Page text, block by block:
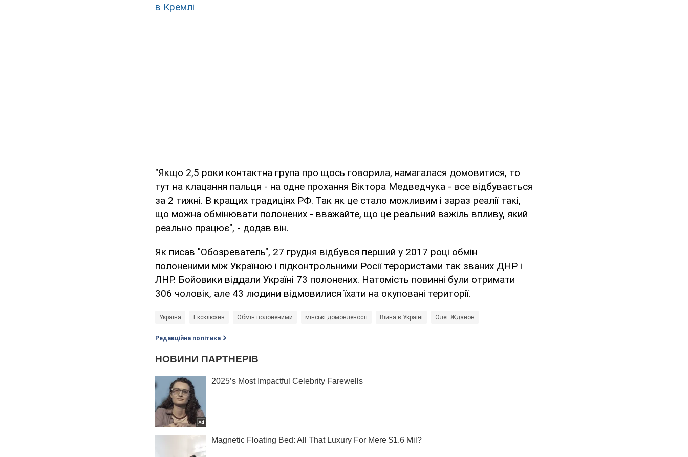
в Кремлі
"Якщо 2,5 роки контактна група про щось говорила, намагалася домовитися, то
тут на клацання пальця - на одне прохання Віктора Медведчука - все відбувається
за 2 тижні. В кращих традиціях РФ. Так як це стало можливим і зараз реалії такі,
що можна обмінювати полонених - вважайте, що це реальний важіль впливу, який
реально працює", - додав він.
Як писав "Обозреватель", 27 грудня відбувся перший у 2017 році обмін
полоненими між Україною і підконтрольними Росії терористами так званих ДНР і
ЛНР. Бойовики віддали Україні 73 полонених. Натомість повинні були отримати
306 чоловік, але 43 людини відмовилися їхати на окуповані території.
Україна Ексклюзив Обмін полоненими мінські домовленості Війна в Україні Олег Жданов
Редакційна політика